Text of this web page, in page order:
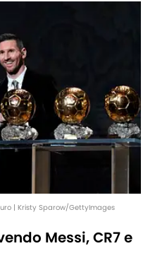
| Kristy Sparow/GettyImages
Messi, CR7 e